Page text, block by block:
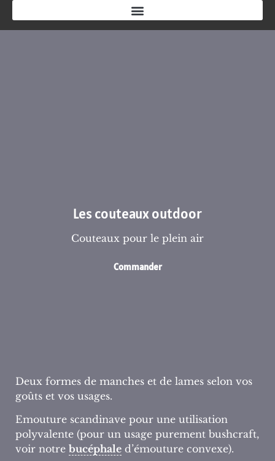
Les couteaux outdoor
Couteaux pour le plein air
Commander
Deux formes de manches et de lames selon vos
goûts et vos usages.
Emouture scandinave pour une utilisation
polyvalente (pour un usage purement bushcraft,
voir notre bucéphale d’émouture convexe).